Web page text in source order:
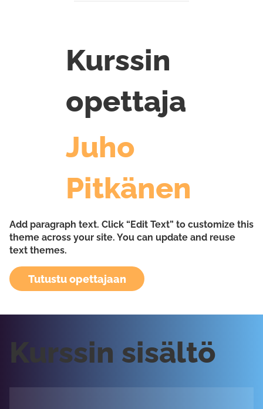
Kurssin
opettaja
Juho
Pitkänen
Add paragraph text. Click “Edit Text” to customize this
theme across your site. You can update and reuse
text themes.
Tutustu opettajaan
Kurssin sisältö